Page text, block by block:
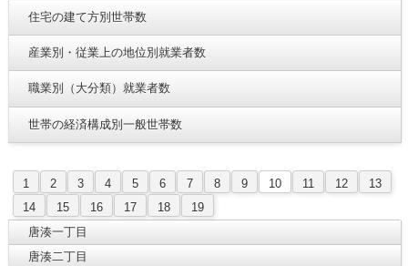
住宅の建て方別世帯数
産業別・従業上の地位別就業者数
職業別（大分類）就業者数
世帯の経済構成別一般世帯数
1 2 3 4 5 6 7 8 9 10 11 12
13
14
15 16 17 18
19
唐湊一丁目
唐湊二丁目